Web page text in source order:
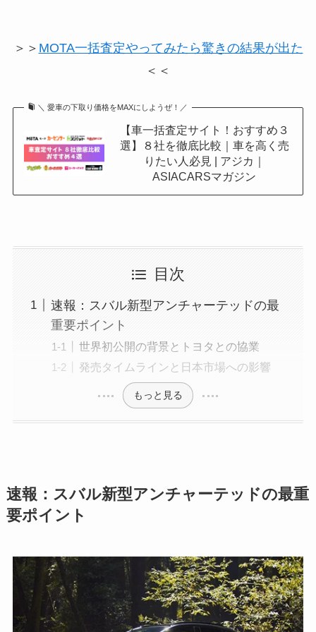
＞＞ MOTA一括査定やってみたら驚きの結果が出た
＜＜
＼ 愛車の下取り価格をMAXにしようぜ！／
【車一括査定サイト！おすすめ３
選】８社を徹底比較｜車を高く売
りたい人必見 | アジカ｜
ASIACARSマガジン
目次
速報：スバル新型アンチャーテッドの最
重要ポイント
世界初公開の背景とトヨタとの協業
発売タイムラインと日本市場への影響
もっと見る
速報：スバル新型アンチャーテッドの最重
要ポイント